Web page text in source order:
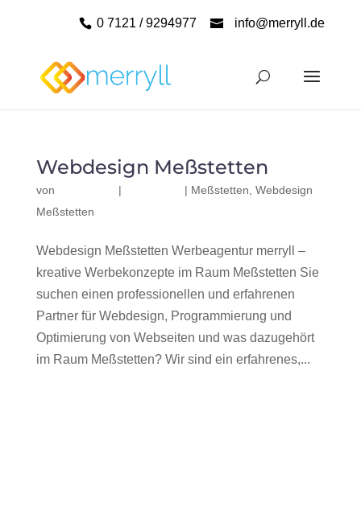
0 7121 / 9294977 info@merryll.de
Webdesign Meßstetten
von | | Meßstetten Webdesign
Meßstetten
Webdesign Meßstetten Werbeagentur merryll –
kreative Werbekonzepte im Raum Meßstetten Sie
suchen einen professionellen und erfahrenen
Partner für Webdesign, Programmierung und
Optimierung von Webseiten und was dazugehört
im Raum Meßstetten? Wir sind ein erfahrenes,...